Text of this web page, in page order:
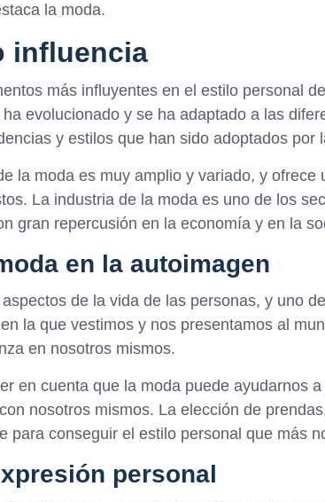
la moda.
influencia
más influyentes en el estilo personal
evolucionado y se ha adaptado a las
y estilos que han sido adoptados por
la moda es muy amplio y variado, y ofrece
La industria de la moda es uno de los
gran repercusión en la economía y en la
en la autoimagen
de la vida de las personas, y uno
la que vestimos y nos presentamos al
en nosotros mismos.
en cuenta que la moda puede ayudarnos
nosotros mismos. La elección de
para conseguir el estilo personal que más
personal